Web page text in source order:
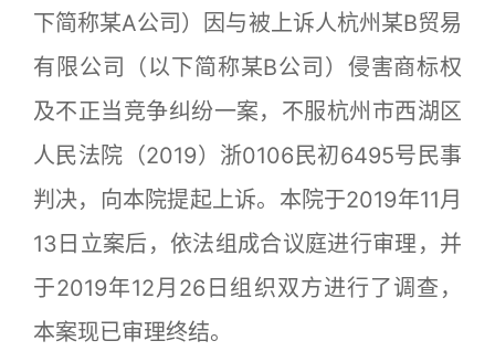
下简称某A公司）因与被上诉人杭州某B贸易
有限公司（以下简称某B公司）侵害商标权
及不正当竞争纠纷一案，不服杭州市西湖区
人民法院（2019）浙0106民初6495号民事
判决，向本院提起上诉。本院于2019年11月
13日立案后，依法组成合议庭进行审理，并
于2019年12月26日组织双方进行了调查，
本案现已审理终结。